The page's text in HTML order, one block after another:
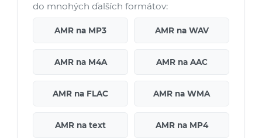
do mnohých ďalších formátov:
AMR na MP3 AMR na WAV
AMR na M4A AMR na AAC
AMR na FLAC AMR na WMA
AMR na text AMR na MP4